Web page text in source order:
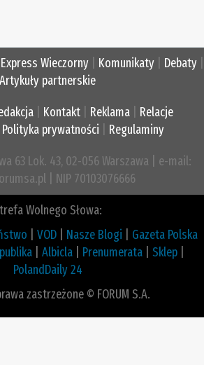
Express Wieczorny Komunikaty Debaty
Artykuły partnerskie
Kontakt Reklama
Relacje
Polityka prywatności Regulaminy
63 Lok. 43, 02-056 Warszawa | e-mail:
| NIP 70103076666
Wolnego Słowa:
VOD Nasze Blogi
Gazeta Polska
Albicla Prenumerata Sklep
PolandDaily 24
zastrzeżone © FORUM S.A.